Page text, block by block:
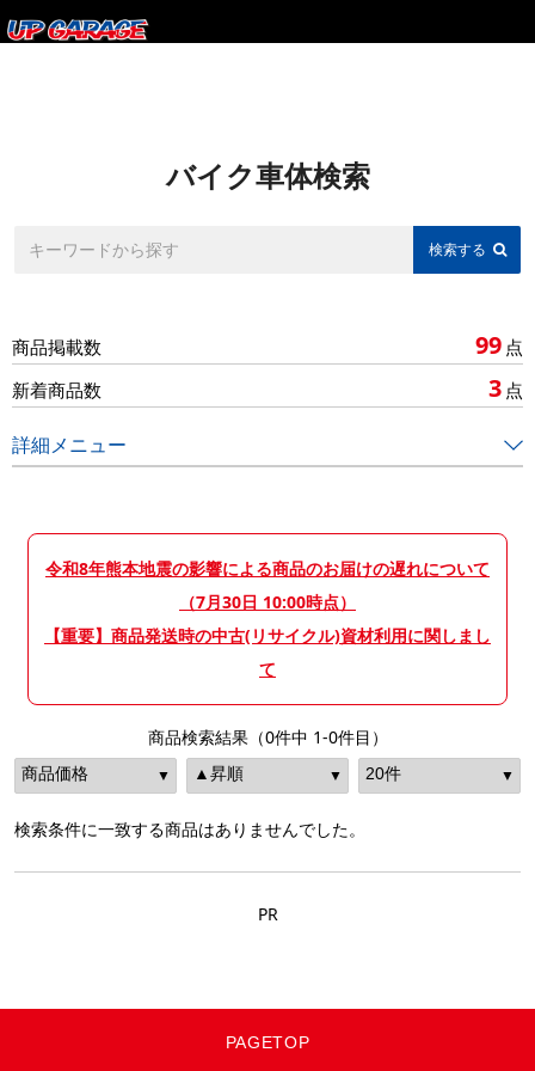
バイク車体検索
商品掲載数 99 点
新着商品数
3 点
詳細メニュー
令和8年熊本地震の影響による商品のお届けの遅れについて
（7月30日 10:00時点）
【重要】商品発送時の中古(リサイクル)資材利用に関しまし
て
商品検索結果（0件中 1-0件目）
検索条件に一致する商品はありませんでした。
PR
PAGETOP